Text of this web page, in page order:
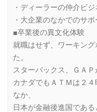
・ディーラーの仲介ビ
・大企業のなかでのサ
■卒業後の異文化体験
就職はせず、ワーキン
た。
スターバックス、ＧＡＰ
カナダでもＡＴＭは２
なか、
日本が金融後進国である